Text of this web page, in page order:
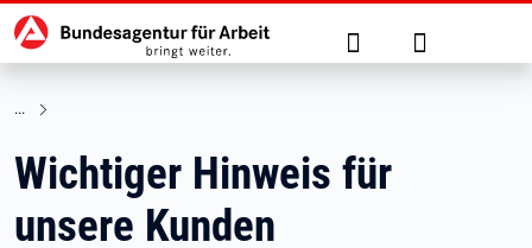
zu den Hauptinhalten springen
Hauptnavigation Suche Anmelden
Wichtiger Hinweis für
unsere Kunden